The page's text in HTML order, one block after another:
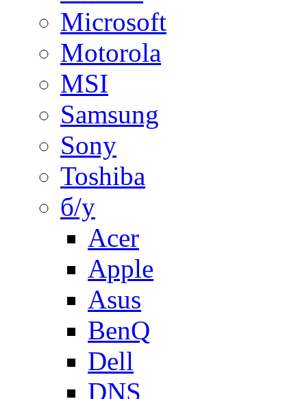
Microsoft
Motorola
MSI
Samsung
Sony
Toshiba
б/у
Acer
Apple
Asus
BenQ
Dell
DNS